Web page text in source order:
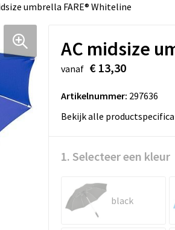
umbrella FARE® Whiteline
AC midsize
vanaf € 13,30
Artikelnummer: 297636
Bekijk alle
1. Selecteer een kleur
black